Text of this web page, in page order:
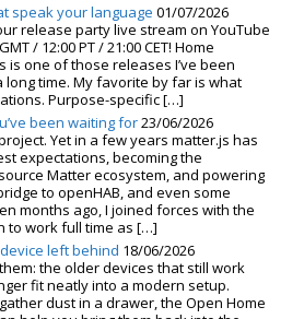
speak your language 01/07/2026
release party live stream on YouTube
/ 12:00 PT / 21:00 CET! Home
is one of those releases I’ve been
time. My favorite by far is what
Purpose-specific […]
been waiting for23/06/2026
Yet in a few years matter.js has
expectations, becoming the
Matter ecosystem, and powering
to openHAB, and even some
months ago, I joined forces with the
to work full time as […]
left behind 18/06/2026
the older devices that still work
fit neatly into a modern setup.
dust in a drawer, the Open Home